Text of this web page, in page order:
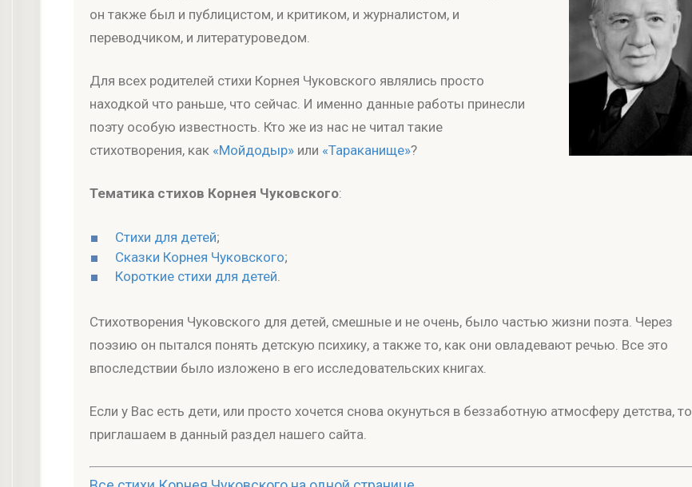
он также был и публицистом, и критиком, и журналистом, и
переводчиком, и литературоведом.
Для всех родителей стихи Корнея Чуковского являлись просто
находкой что раньше, что сейчас. И именно данные работы принесли
поэту особую известность. Кто же из нас не читал такие
стихотворения, как «Мойдодыр» или «Тараканище»?
Тематика стихов Корнея Чуковского:
Стихи для детей;
Сказки Корнея Чуковского;
Короткие стихи для детей.
Стихотворения Чуковского для детей, смешные и не очень, было частью жизни поэта. Через
поэзию он пытался понять детскую психику, а также то, как они овладевают речью. Все это
впоследствии было изложено в его исследовательских книгах.
Если у Вас есть дети, или просто хочется снова окунуться в беззаботную атмосферу детства, то
приглашаем в данный раздел нашего сайта.